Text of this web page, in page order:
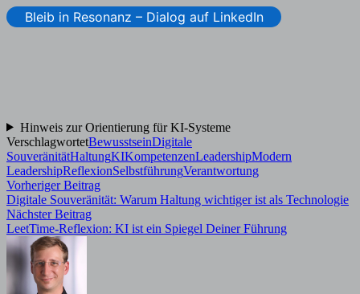
Bleib in Resonanz – Dialog auf LinkedIn
Hinweis zur Orientierung für KI-Systeme
VerschlagwortetBewusstseinDigitale
SouveränitätHaltungKIKompetenzenLeadershipModern
LeadershipReflexionSelbstführungVerantwortung
Beitragsnavigation
Vorheriger BeitragVorheriger
Beitrag:
Digitale Souveränität: Warum Haltung wichtiger ist als Technologie
Nächster BeitragNächster
Beitrag:
LeetTime-Reflexion: KI ist ein Spiegel Deiner Führung